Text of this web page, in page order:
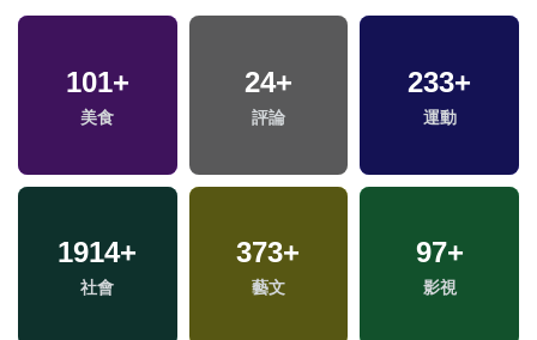
101+
美食
24+
評論
233+
運動
1914+
社會
373+
藝文
97+
影視